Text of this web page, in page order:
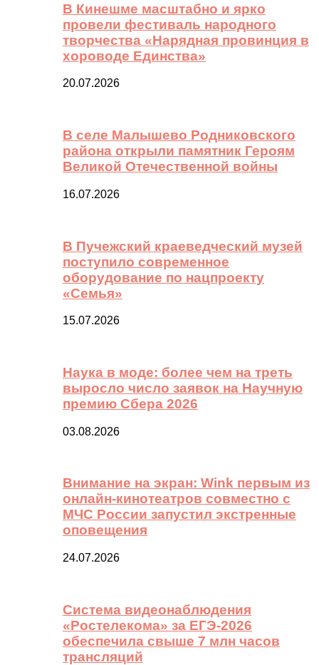
В Кинешме масштабно и ярко
провели фестиваль народного
творчества «Нарядная провинция в
хороводе Единства»
20.07.2026
В селе Малышево Родниковского
района открыли памятник Героям
Великой Отечественной войны
16.07.2026
В Пучежский краеведческий музей
поступило современное
оборудование по нацпроекту
«Семья»
15.07.2026
Наука в моде: более чем на треть
выросло число заявок на Научную
премию Сбера 2026
03.08.2026
Внимание на экран: Wink первым из
онлайн-кинотеатров совместно с
МЧС России запустил экстренные
оповещения
24.07.2026
Система видеонаблюдения
«Ростелекома» за ЕГЭ-2026
обеспечила свыше 7 млн часов
трансляций